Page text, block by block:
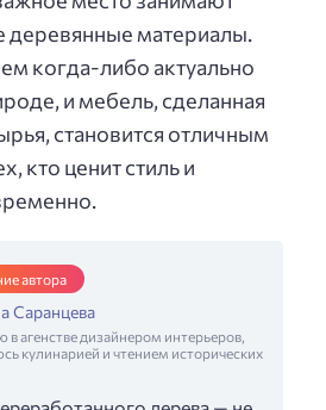
деревянные материалы.
когда-либо актуально
и мебель, сделанная
становится отличным
кто ценит стиль и
автора
Саранцева
в агенстве дизайнером интерьеров,
кулинарией и чтением исторических